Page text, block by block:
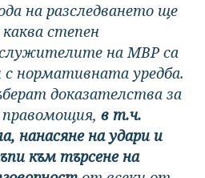
на разследването ще
степен
на МВР са
с нормативната уредба.
доказателства за
в т.ч.
нанасяне на удари и
към търсене на